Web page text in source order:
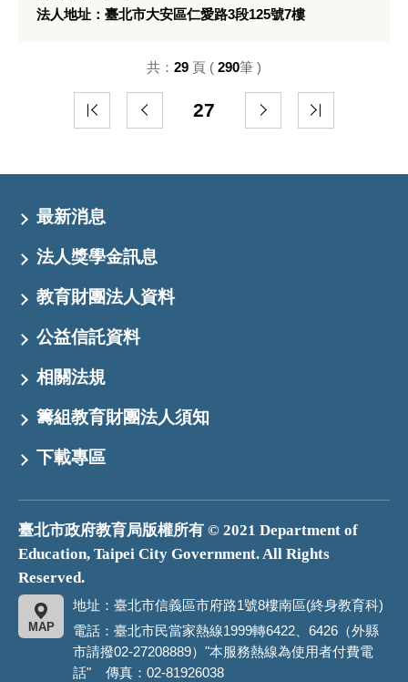
法人地址：臺北市大安區仁愛路3段125號7樓
27
共： 29 頁 ( 290筆 )
最新消息
法人獎學金訊息
教育財團法人資料
公益信託資料
相關法規
籌組教育財團法人須知
下載專區
臺北市政府教育局版權所有 © 2021 Department of
Education, Taipei City Government. All Rights
Reserved.
地址：臺北市信義區市府路1號8樓南區(終身教育科)
MAP
電話：臺北市民當家熱線1999轉6422、6426（外縣
市請撥02-27208889）"本服務熱線為使用者付費電
話" 傳真：02-81926038